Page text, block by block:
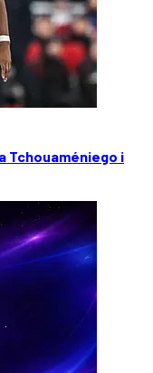
Tchouaméniego i